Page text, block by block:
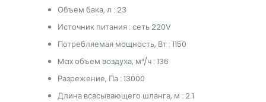
Объем бака, л : 23
Источник питания : сеть 220V
Потребляемая мощность, Вт : 1150
Max объем воздуха, м³/ч : 136
Разрежение, Па : 13000
Длина всасывающего шланга, м : 2.1